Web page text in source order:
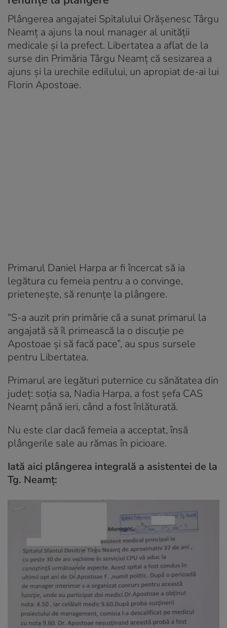
Plângerea angajatei Spitalului Orășenesc Târgu
Neamț a ajuns la noul manager al unității
medicale și la prefect. Libertatea a aflat de la
surse din Primăria Târgu Neamț că sesizarea a
ajuns și la urechile edilului, un apropiat de-ai lui
Florin Apostoae.
Primarul Daniel Harpa ar fi încercat să ia
legătura cu femeia pentru a o convinge,
prietenește, să renunțe la plângere.
“S-a auzit prin primărie că a sunat primarul la
angajată să îl primească la o discuție pe
Apostoae și să facă pace”, au spus sursele
pentru Libertatea.
Primarul are legături puternice cu sănătatea din
județ: soția sa, Nadia Harpa, a fost șefa CAS
Neamț până ieri, când a fost înlăturată.
Nu este clar dacă femeia a acceptat, însă
plângerile sale au rămas în picioare.
Iată aici plângerea integrală a asistentei de la
Tg. Neamț: